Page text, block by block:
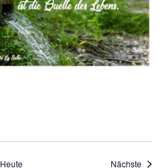
Heute Nächste